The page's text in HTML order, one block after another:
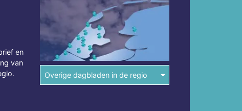
en
van
Overige dagbladen in de regio